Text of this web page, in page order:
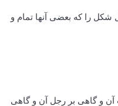
را که بعضی آنها تمام و
و گاهی بر رجل آن و گاهی